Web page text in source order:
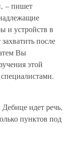
– пишет
и устройств в
после
Вы
этой
идет речь,
пунктов под